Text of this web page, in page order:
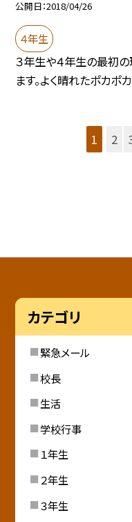
公開日 2018/04/26
４年生
３年生や４年生の最初
ます。よく晴れたポカポ
1 2
カテゴリ
緊急メール
校長
生活
学校行事
１年生
２年生
３年生